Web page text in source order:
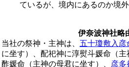
ているが、境内にあるのか境
伊奈波神社略
当社の祭神・主神は、 五十瓊敷入彦
に坐す）、配祀神に淳熨斗媛命（
酢媛命（主神の母君に坐す）、
彦多